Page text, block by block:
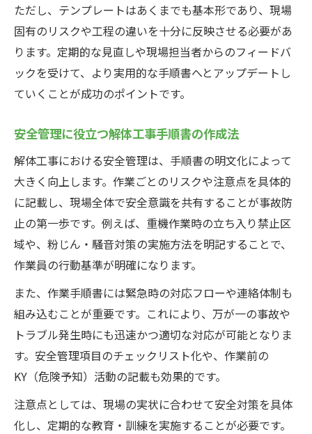
ただし、テンプレートはあくまでも基本形であり、現場
固有のリスクや工程の違いを十分に反映させる必要があ
ります。定期的な見直しや現場担当者からのフィードバ
ックを受けて、より実用的な手順書へとアップデートし
ていくことが成功のポイントです。
安全管理に役立つ解体工事手順書の作成法
解体工事における安全管理は、手順書の明文化によって
大きく向上します。作業ごとのリスクや注意点を具体的
に記載し、現場全体で安全意識を共有することが事故防
止の第一歩です。例えば、重機作業時の立ち入り禁止区
域や、粉じん・騒音対策の実施方法を明記することで、
作業員の行動基準が明確になります。
また、作業手順書には緊急時の対応フローや連絡体制も
組み込むことが重要です。これにより、万が一の事故や
トラブル発生時にも迅速かつ適切な対応が可能となりま
す。安全管理項目のチェックリスト化や、作業前の
KY（危険予知）活動の記載も効果的です。
注意点としては、現場の実状に合わせて安全対策を具体
化し、定期的な教育・訓練を実施することが必要です。